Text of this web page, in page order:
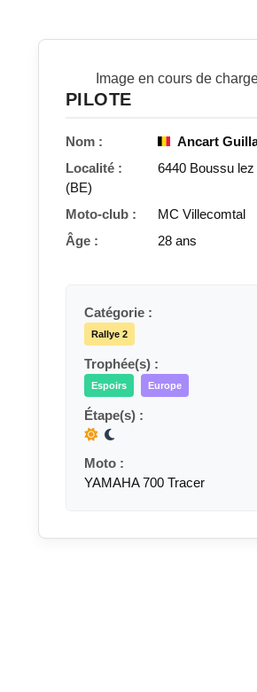
Image en cours de
PILOTE
Nom :
Ancart
Localité :
6440 Boussu
(BE)
Moto-club :
MC Villecomtal
Âge :
28 ans
Catégorie :
Rallye 2
Trophée(s) :
Espoirs Europe
Étape(s) :
Moto :
YAMAHA 700 Tracer